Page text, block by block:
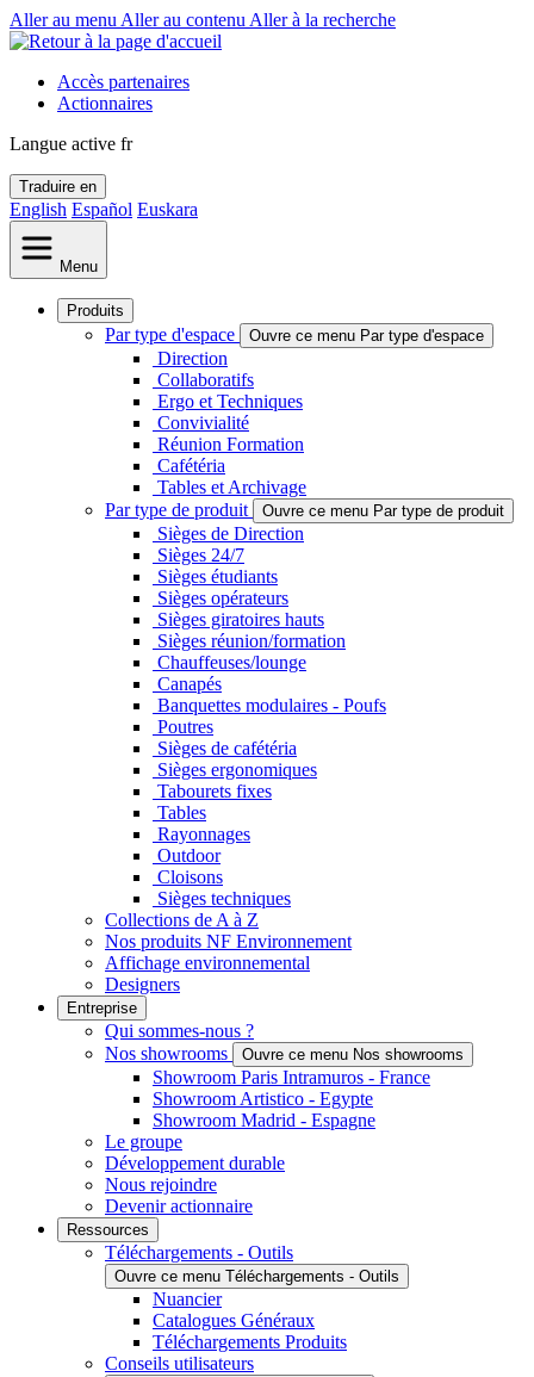
Aller au menu Aller au contenu Aller à la recherche
Accès partenaires
Actionnaires
Langue active fr
Traduire en
English Español Euskara
Menu
Produits
Par type d'espace Ouvre ce menu Par type d'espace
Direction
Collaboratifs
Ergo et Techniques
Convivialité
Réunion Formation
Cafétéria
Tables et Archivage
Par type de produit
Ouvre ce menu Par type de produit
Sièges de Direction
Sièges 24/7
Sièges étudiants
Sièges opérateurs
Sièges giratoires hauts
Sièges réunion/formation
Chauffeuses/lounge
Canapés
Banquettes modulaires - Poufs
Poutres
Sièges de cafétéria
Sièges ergonomiques
Tabourets fixes
Tables
Rayonnages
Outdoor
Cloisons
Sièges techniques
Collections de A à Z
Nos produits NF Environnement
Affichage environnemental
Designers
Entreprise
Qui sommes-nous ?
Nos showrooms
Ouvre ce menu Nos showrooms
Showroom Paris Intramuros - France
Showroom Artistico - Egypte
Showroom Madrid - Espagne
Le groupe
Développement durable
Nous rejoindre
Devenir actionnaire
Ressources
Téléchargements - Outils
Ouvre ce menu Téléchargements - Outils
Nuancier
Catalogues Généraux
Téléchargements Produits
Conseils utilisateurs